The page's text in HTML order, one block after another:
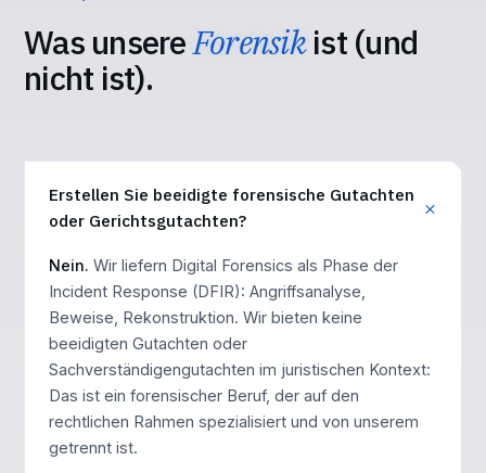
Was unsereForensikist (und
nicht ist).
Erstellen Sie beeidigte forensische Gutachten
oder Gerichtsgutachten?
Nein. Wir liefern Digital Forensics als Phase der
Incident Response (DFIR): Angriffsanalyse,
Beweise, Rekonstruktion. Wir bieten keine
beeidigten Gutachten oder
Sachverständigengutachten im juristischen Kontext:
Das ist ein forensischer Beruf, der auf den
rechtlichen Rahmen spezialisiert und von unserem
getrennt ist.